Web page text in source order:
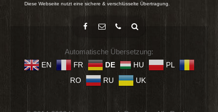
Diese Webseite nutzt eine sichere & verschlüsselte Übertragung.
Automatische Übersetzung:
EN
FR DE HU
PL
RO
RU UK